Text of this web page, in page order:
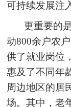
可持续发展注
更重要的
动800余户农
供了就业岗位
惠及了不同年
周边地区的居
场。其中，老